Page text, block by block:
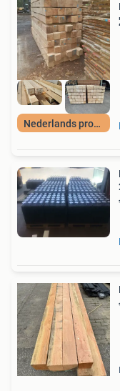
Nederlands product